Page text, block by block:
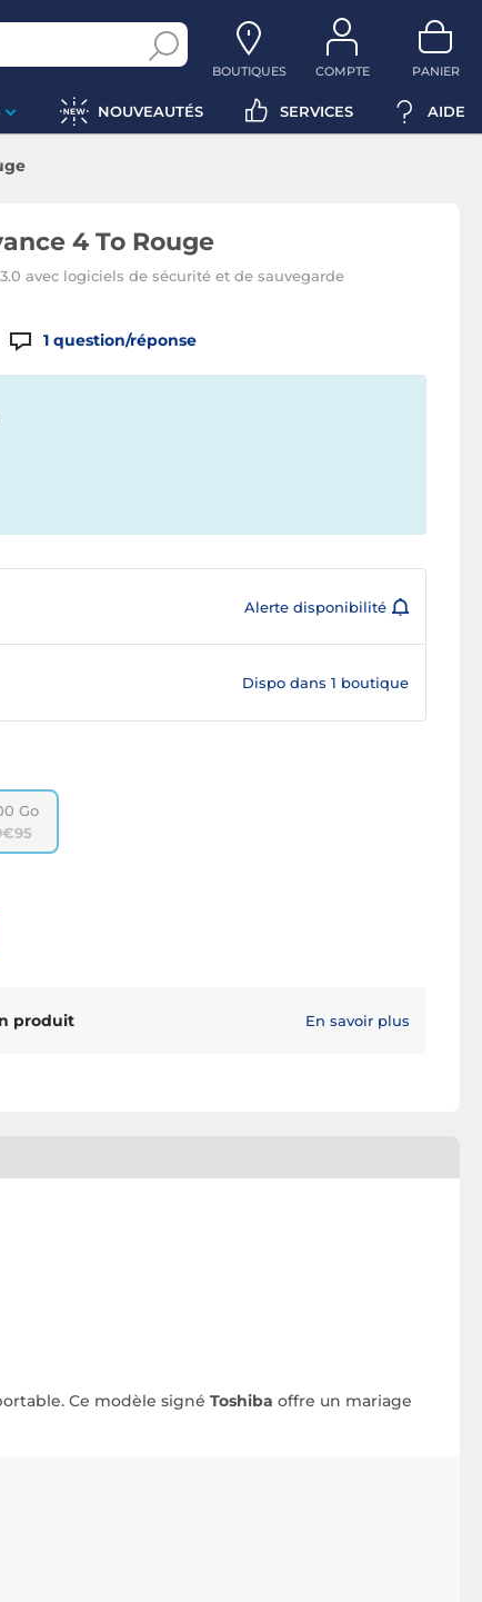
BOUTIQUES COMPTE PANIER
NOUVEAUTÉS SERVICES AIDE
4 To Rouge
avec logiciels de sécurité et de sauvegarde
1 question/réponse
Alerte disponibilité
Dispo dans 1 boutique
Go
produit En savoir plus
Ce modèle signé Toshiba offre un mariage